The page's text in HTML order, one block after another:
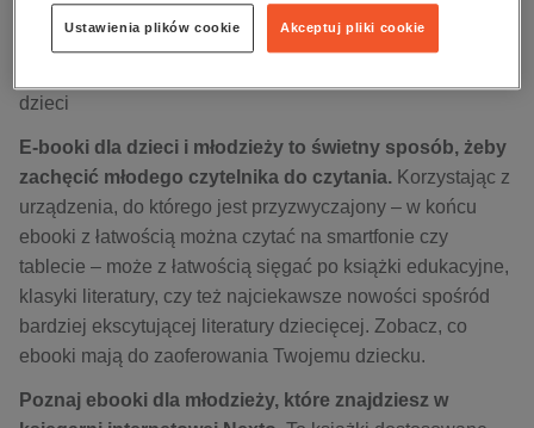
komputery, internet, technologie, informatyka
kobiece, lifestyle, kultura
psychologiczne
inne
popularno-naukowe
zdrowie
religie
dzieci
E-booki dla dzieci i młodzieży to świetny sposób, żeby
zachęcić młodego czytelnika do czytania. Korzystając z
urządzenia, do którego jest przyzwyczajony – w końcu
ebooki z łatwością można czytać na smartfonie czy
tablecie – może z łatwością sięgać po książki edukacyjne,
klasyki literatury, czy też najciekawsze nowości spośród
bardziej ekscytującej literatury dziecięcej. Zobacz, co
ebooki mają do zaoferowania Twojemu dziecku.
Poznaj ebooki dla młodzieży, które znajdziesz w
Akceptuj pliki cookie
Ustawienia plików cookie